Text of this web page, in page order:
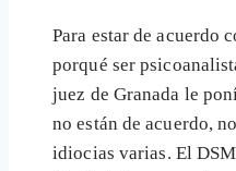
Para estar de acuerdo
porqué ser
juez de Granada le
no están de acuerdo,
idiocias varias. El